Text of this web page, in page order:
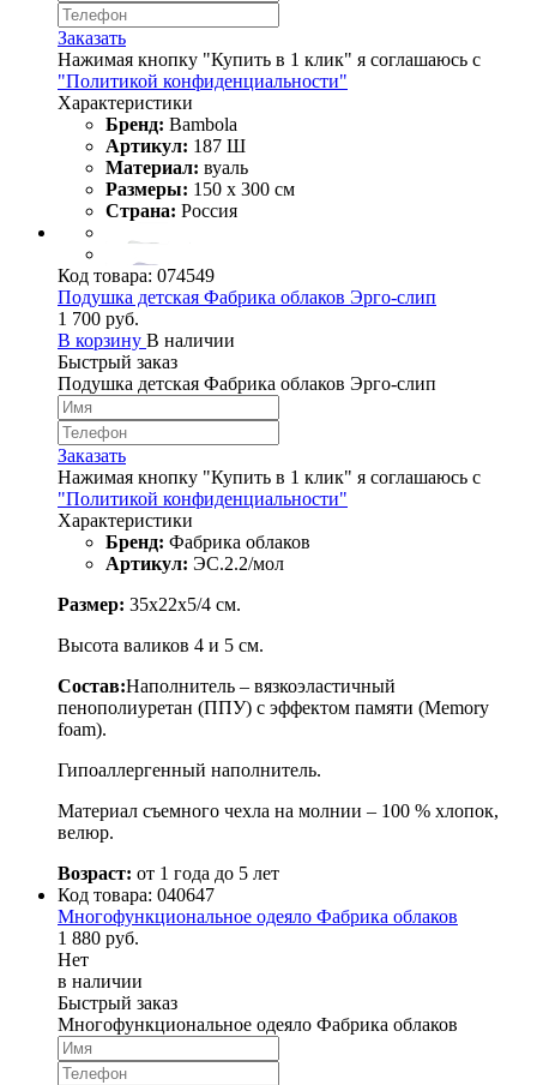
Заказать
Нажимая кнопку "Купить в 1 клик" я соглашаюсь с
"Политикой конфиденциальности"
Характеристики
Бренд: Bambola
Артикул: 187 Ш
Материал: вуаль
Размеры: 150 х 300 см
Страна: Россия
Код товара: 074549
Подушка детская Фабрика облаков Эрго-слип
1 700 руб.
В корзину В наличии
Быстрый заказ
Подушка детская Фабрика облаков Эрго-слип
Заказать
Нажимая кнопку "Купить в 1 клик" я соглашаюсь с
"Политикой конфиденциальности"
Характеристики
Бренд: Фабрика облаков
Артикул: ЭС.2.2/мол
Размер: 35х22х5/4 см.
Высота валиков 4 и 5 см.
Состав:Наполнитель – вязкоэластичный
пенополиуретан (ППУ) с эффектом памяти (Memory
foam).
Гипоаллергенный наполнитель.
Материал съемного чехла на молнии – 100 % хлопок,
велюр.
Возраст: от 1 года до 5 лет
Код товара: 040647
Многофункциональное одеяло Фабрика облаков
1 880 руб.
Нет
в наличии
Быстрый заказ
Многофункциональное одеяло Фабрика облаков